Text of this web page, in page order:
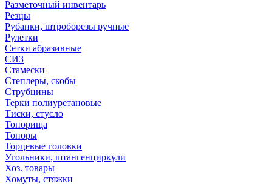
Разметочный инвентарь
Резцы
Рубанки, штроборезы ручные
Рулетки
Сетки абразивные
СИЗ
Стамески
Степлеры, скобы
Струбцины
Терки полиуретановые
Тиски, стусло
Топорища
Топоры
Торцевые головки
Угольники, штангенциркули
Хоз. товары
Хомуты, стяжки